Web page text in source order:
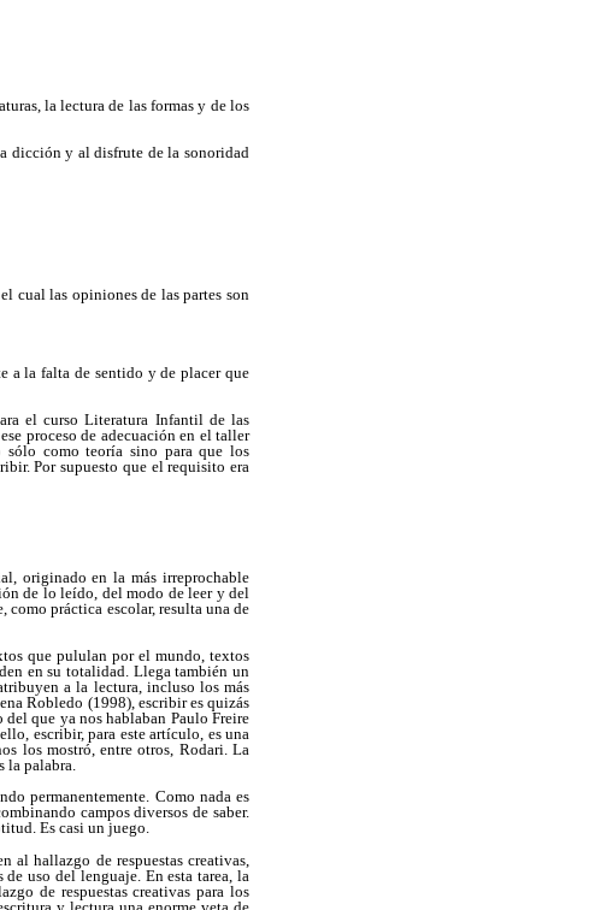
la lectura de las formas y de los
dicción y al disfrute de la sonoridad
cual las opiniones de las partes son
a la falta de sentido y de placer que
el curso Literatura Infantil de las
proceso de adecuación en el taller
sólo como teoría sino para que los
Por supuesto que el requisito era
originado en la más irreprochable
de lo leído, del modo de leer y del
como práctica escolar, resulta una de
que pululan por el mundo, textos
en su totalidad. Llega también un
a la lectura, incluso los más
Robledo (1998), escribir es quizás
del que ya nos hablaban Paulo Freire
escribir, para este artículo, es una
los mostró, entre otros, Rodari. La
la palabra.
permanentemente. Como nada es
campos diversos de saber.
Es casi un juego.
al hallazgo de respuestas creativas,
uso del lenguaje. En esta tarea, la
de respuestas creativas para los